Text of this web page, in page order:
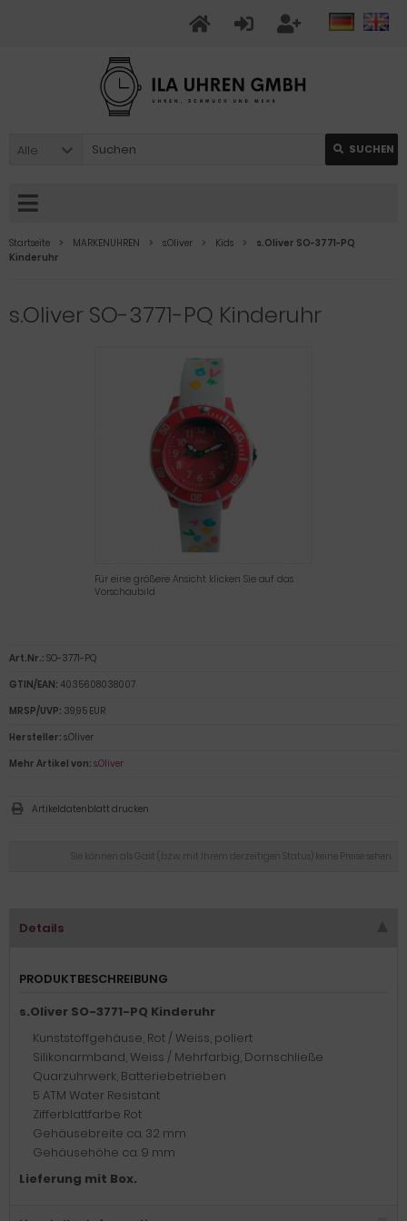
Alle SUCHEN
Startseite MARKENUHREN s.Oliver Kids
s.Oliver SO-3771-PQ
Kinderuhr
s.Oliver SO-3771-PQ Kinderuhr
Für eine größere Ansicht klicken Sie auf das
Vorschaubild
Sie können als Gast (bzw. mit Ihrem derzeitigen Status) keine Preise sehen.
Art.Nr.: SO-3771-PQ
GTIN/EAN: 4035608038007
MRSP/UVP: 39,95 EUR
Hersteller: s.Oliver
Mehr Artikel von: s.Oliver
Artikeldatenblatt drucken
Details
PRODUKTBESCHREIBUNG
s.Oliver SO-3771-PQ Kinderuhr
Kunststoffgehäuse, Rot / Weiss, poliert
Silikonarmband, Weiss / Mehrfarbig, Dornschließe
Quarzuhrwerk, Batteriebetrieben
5 ATM Water Resistant
Zifferblattfarbe Rot
Gehäusebreite ca. 32 mm
Gehäusehöhe ca. 9 mm
Lieferung mit Box.